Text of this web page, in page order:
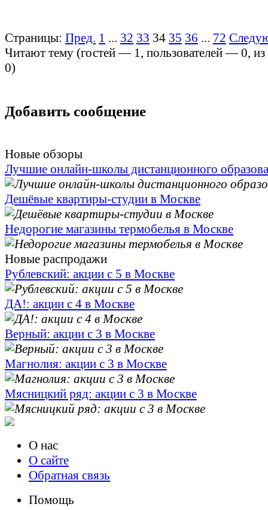
Страницы: Пред. 1 ... 32 33 34 35 36 ... 72
Читают тему (гостей — 1, пользователей —0,
0)
Добавить сообщение
Новые обзоры
Лучшие онлайн-школы дистанционного
Дешёвые квартиры-студии в Москве
Недорогие магазины термобелья в Москве
Новые распродажи
Рублевский: акции с 5 в Москве
ДА!: акции с 4 в Москве
Верный: акции с 3 в Москве
Магнолия: акции с 3 в Москве
Мясницкий ряд: акции с 3 в Москве
О нас
О сайте
Обратная связь
Помощь